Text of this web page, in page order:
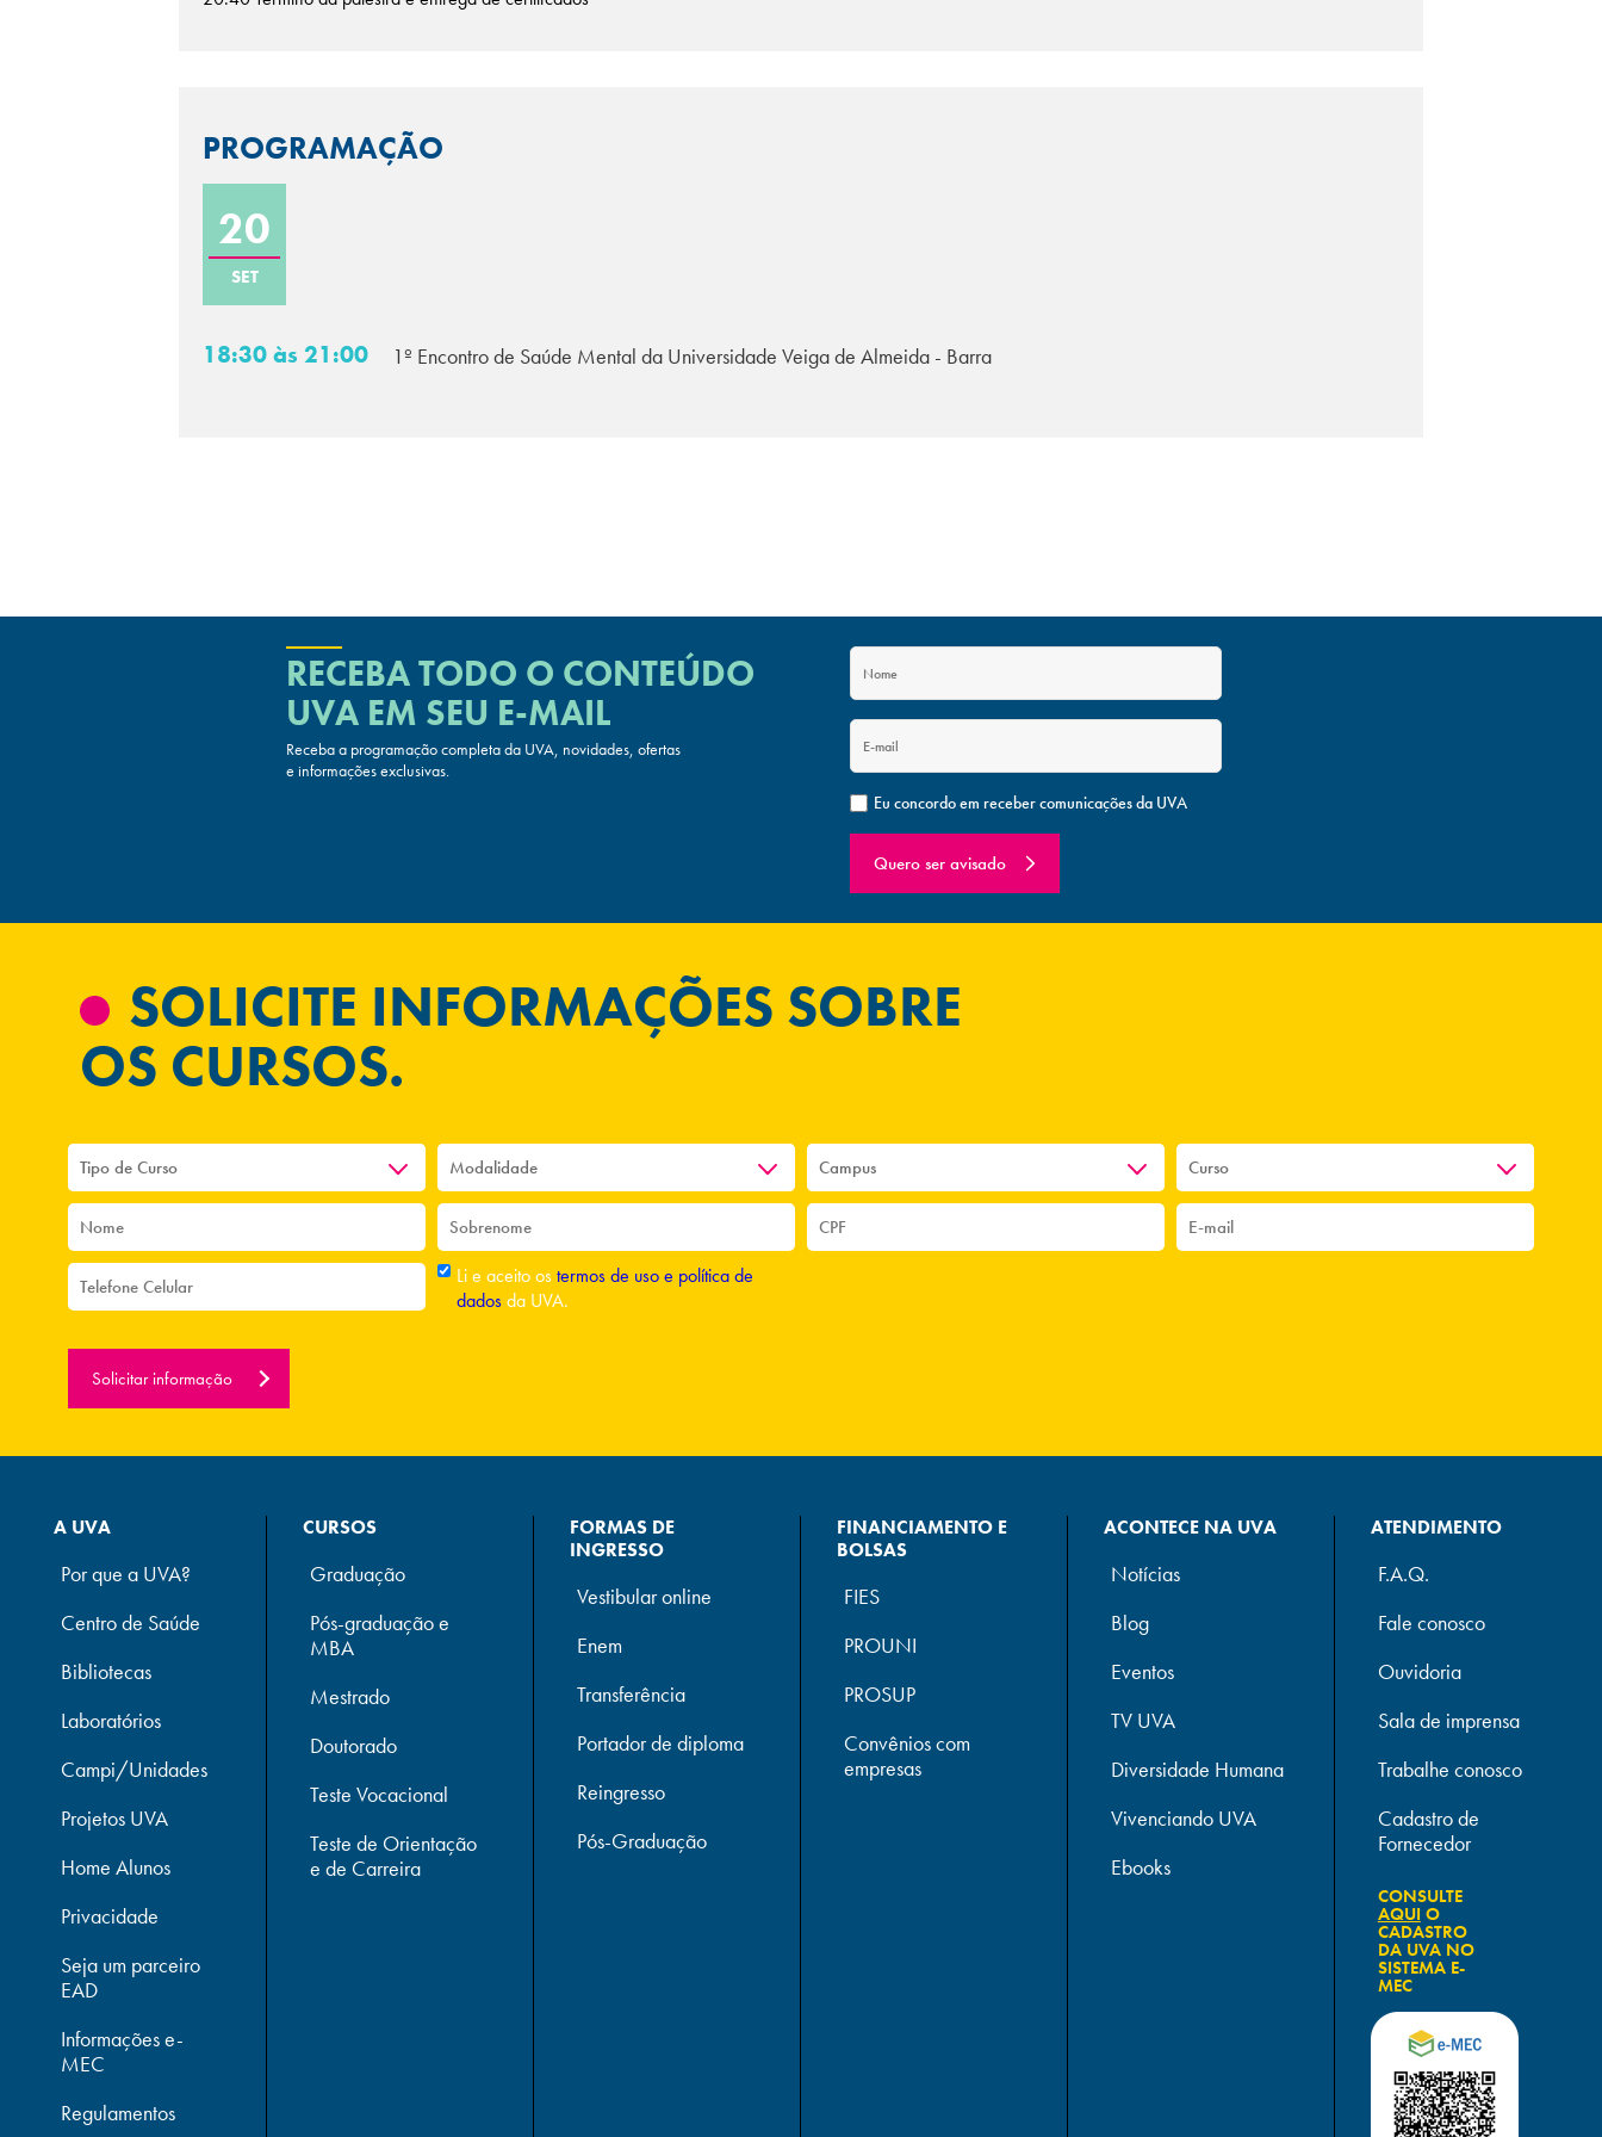
PROGRAMAÇÃO
20
SET
18:30 às 21:00 1º Encontro de Saúde Mental da Universidade Veiga de Almeida - Barra
RECEBA TODO O CONTEÚDO
UVAEM SEU E-MAIL
Receba a programação completa da UVA, novidades, ofertas
e informações exclusivas.
Eu concordo em receber comunicações da UVA
Quero ser avisado
SOLICITE INFORMAÇÕES SOBRE
OS CURSOS.
Li e aceito ostermos de uso e política de
dadosda UVA.
Solicitar informação
A UVA
Por que a UVA?
Centro de Saúde
Bibliotecas
Laboratórios
Campi/Unidades
Projetos UVA
Home Alunos
Privacidade
Seja um parceiro
EAD
Informações e-
MEC
Regulamentos
CURSOS
Graduação
Pós-graduação e
MBA
Mestrado
Doutorado
Teste Vocacional
Teste de Orientação
e de Carreira
FORMAS DE
INGRESSO
Vestibular online
Enem
Transferência
Portador de diploma
Reingresso
Pós-Graduação
FINANCIAMENTO E
BOLSAS
FIES
PROUNI
PROSUP
Convênios com
empresas
ACONTECE NA UVA
Notícias
Blog
Eventos
TV UVA
Diversidade Humana
Vivenciando UVA
Ebooks
ATENDIMENTO
F.A.Q.
Fale conosco
Ouvidoria
Sala de imprensa
Trabalhe conosco
Cadastro de
Fornecedor
CONSULTE
AQUIO
CADASTRO
DA UVA NO
SISTEMA E-
MEC